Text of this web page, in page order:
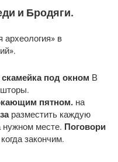
и Бродяги.
скамейка под окном В
шторы.
пятном. на
разместить каждую
нужном месте. Поговори
закончим.